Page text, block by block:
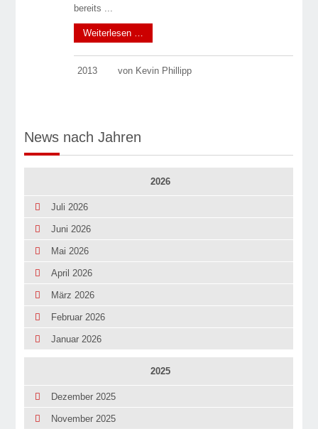
bereits ...
Weiterlesen …
2013 von Kevin Phillipp
News nach Jahren
2026
Juli 2026
Juni 2026
Mai 2026
April 2026
März 2026
Februar 2026
Januar 2026
2025
Dezember 2025
November 2025